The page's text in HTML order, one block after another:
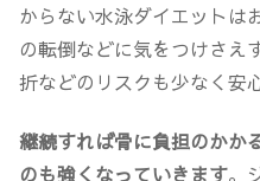
からない水泳ダイエットは
の転倒などに気をつけさえ
折などのリスクも少なく安
継続すれば骨に負担のかか
のも強くなっていきます。